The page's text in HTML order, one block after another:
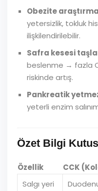
Obezite
yetersizlik, tokluk
ilişkilendirilebilir.
Safra kesesi
beslenme → fazla
riskinde artış.
Pankreatik
yeterli enzim
Özet Bilgi
Özellik
CCK
Salgı yeri